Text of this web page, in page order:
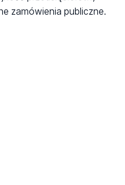
zamówienia publiczne.